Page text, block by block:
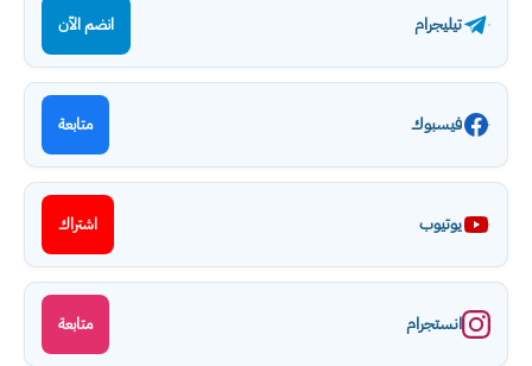
تيليجرام انضم الآن
فيسبوك متابعة
يوتيوب اشتراك
انستجرام متابعة